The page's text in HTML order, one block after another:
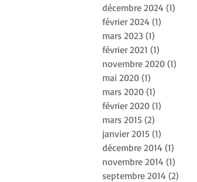
décembre 2024 (1)
février 2024 (1)
mars 2023 (1)
février 2021 (1)
novembre 2020 (1)
mai 2020 (1)
mars 2020 (1)
février 2020 (1)
mars 2015 (2)
janvier 2015 (1)
décembre 2014 (1)
novembre 2014 (1)
septembre 2014 (2)